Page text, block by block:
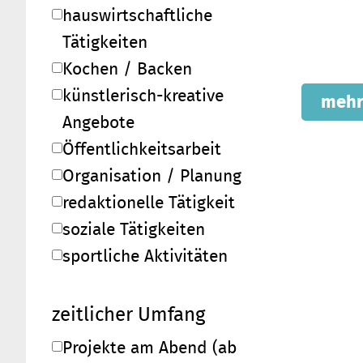
hauswirtschaftliche
Tätigkeiten
Kochen / Backen
künstlerisch-kreative
Angebote
Öffentlichkeitsarbeit
Organisation / Planung
redaktionelle Tätigkeit
soziale Tätigkeiten
sportliche Aktivitäten
zeitlicher Umfang
Projekte am Abend (ab